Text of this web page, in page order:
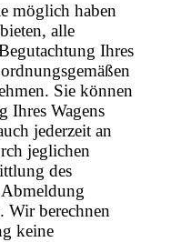
möglich haben
alle
Ihres
Sie können
Ihres Wagens
jederzeit an
jeglichen
des
Wir berechnen
keine